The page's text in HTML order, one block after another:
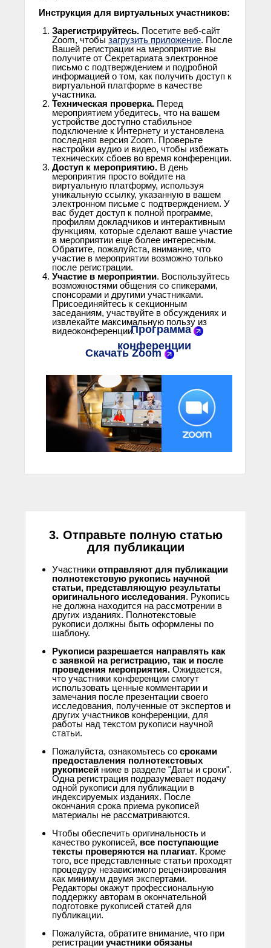
Инструкция для виртуальных участников:
Зарегистрируйтесь. Посетите веб-сайт
Zoom, чтобы загрузить приложение. После
Вашей регистрации на мероприятие вы
получите от Секретариата электронное
письмо с подтверждением и подробной
информацией о том, как получить доступ к
виртуальной платформе в качестве
участника.
Техническая проверка. Перед
мероприятием убедитесь, что на вашем
устройстве доступно стабильное
подключение к Интернету и установлена
последняя версия Zoom. Проверьте
настройки аудио и видео, чтобы избежать
технических сбоев во время конференции.
Доступ к мероприятию. В день
мероприятия просто войдите на
виртуальную платформу, используя
уникальную ссылку, указанную в вашем
электронном письме с подтверждением. У
вас будет доступ к полной программе,
профилям докладчиков и интерактивным
функциям, которые сделают ваше участие
в мероприятии еще более интересным.
Обратите, пожалуйста, внимание, что
участие в мероприятии возможно только
после регистрации.
Участие в мероприятии. Воспользуйтесь
возможностями общения со спикерами,
спонсорами и другими участниками.
Присоединяйтесь к секционным
заседаниям, участвуйте в обсуждениях и
извлекайте максимальную пользу из
видеоконференции.Программа
конференции
Скачать Zoom
3. Отправьте полную статью
для публикации
Участники отправляют для публикации
полнотекстовую рукопись научной
статьи, представляющую результаты
оригинального исследования. Рукопись
не должна находится на рассмотрении в
других изданиях. Полнотекстовые
рукописи должны быть оформлены по
шаблону.
Рукописи разрешается направлять как
с заявкой на регистрацию, так и после
проведения мероприятия. Ожидается,
что участники конференции смогут
использовать ценные комментарии и
замечания после презентации своего
исследования, полученные от экспертов и
других участников конференции, для
работы над текстом рукописи научной
статьи.
Пожалуйста, ознакомьтесь со сроками
предоставления полнотекстовых
рукописей ниже в разделе "Даты и сроки".
Одна регистрация подразумевает подачу
одной рукописи для публикации в
индексируемых изданиях. После
окончания срока приема рукописей
материалы не рассматриваются.
Чтобы обеспечить оригинальность и
качество рукописей, все поступающие
тексты проверяются на плагиат. Кроме
того, все представленные статьи проходят
процедуру независимого рецензирования
как минимум двумя экспертами.
Редакторы окажут профессиональную
поддержку авторам в окончательной
подготовке рукописей статей для
публикации.
Пожалуйста, обратите внимание, что при
регистрации участники обязаны